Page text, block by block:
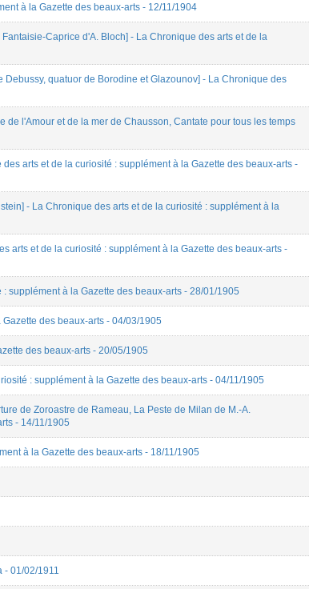
à la Gazette des beaux-arts - 12/11/1904
Caprice d'A. Bloch] - La Chronique des arts et de la
quatuor de Borodine et Glazounov] - La Chronique des
l'Amour et de la mer de Chausson, Cantate pour tous les temps
arts et de la curiosité : supplément à la Gazette des beaux-arts -
- La Chronique des arts et de la curiosité : supplément à la
arts et de la curiosité : supplément à la Gazette des beaux-arts -
supplément à la Gazette des beaux-arts - 28/01/1905
des beaux-arts - 04/03/1905
des beaux-arts - 20/05/1905
: supplément à la Gazette des beaux-arts - 04/11/1905
de Zoroastre de Rameau, La Peste de Milan de M.-A.
- 14/11/1905
à la Gazette des beaux-arts - 18/11/1905
- 01/02/1911